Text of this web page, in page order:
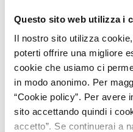
Questo sito web utilizza i
Il nostro sito utilizza
poterti offrire una migliore
cookie che usiamo ci
in modo anonimo. Per
“Cookie policy”. Per avere
sito accettando quindi i
accetto”. Se continuerai a
La procedura è così
firmatari: firma la sola